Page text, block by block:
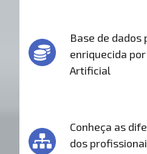
Base de dados
enriquecida
Artificial
Conheça as
dos